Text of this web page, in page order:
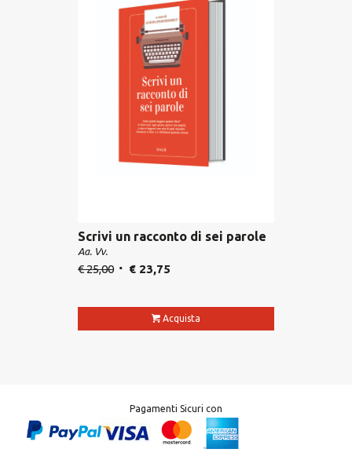
Scrivi un racconto di sei parole
Aa. Vv.
€25,00 €23,75
Acquista
Pagamenti Sicuri con